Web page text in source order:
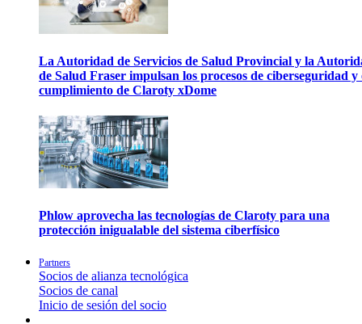
La Autoridad de Servicios de Salud Provincial y la
de Salud Fraser impulsan los procesos de ciberseguridad y
cumplimiento de Claroty xDome
Phlow aprovecha las tecnologías de Claroty para una
protección inigualable del sistema ciberfísico
Partners
Socios de alianza tecnológica
Socios de canal
Inicio de sesión del socio